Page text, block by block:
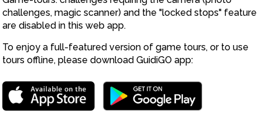
challenges, magic scanner) and the "locked stops" feature
are disabled in this web app.
To enjoy a full-featured version of game tours, or to use
tours offline, please download GuidiGO app:
48
47
46
45
29
28
27
26
23
22
21
20
19
18
17
16